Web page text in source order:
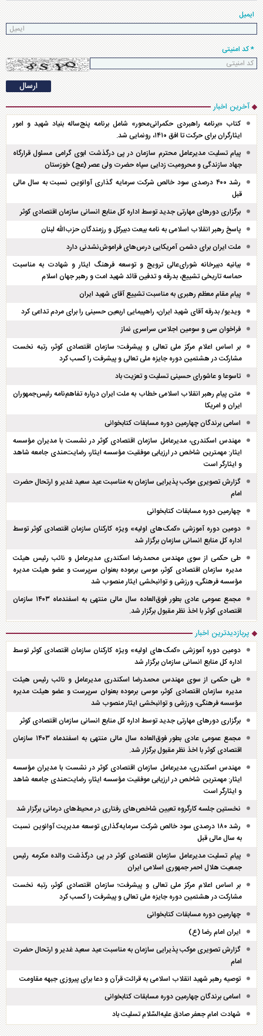
ایمیل
* کد امنیتی
آخرین اخبار
کتاب «برنامه راهبردی حکمرانی‌محور» شامل برنامه پنج‌ساله بنیاد شهید و امور
ایثارگران برای حرکت تا افق ۱۴۱۰، رونمایی شد.
پیام تسلیت مدیرعامل محترم سازمان در پی درگذشت ابوی گرامی مسئول قرارگاه
جهاد سازندگی و محرومیت زدایی سپاه حضرت ولی عصر (عج) خوزستان
رشد ۴۰۰ درصدی سود خالص شرکت سرمایه گذاری آوانوین نسبت به سال مالی
قبل
برگزاری دور‌های مهارتی جدید توسط اداره کل منابع انسانی سازمان اقتصادی کوثر
پاسخ رهبر انقلاب اسلامی به نامه بیعت دبیرکل و رزمندگان حزب‌الله لبنان
ملت ایران برای دشمن آمریکایی درس‌های فراموش‌نشدنی دارد
بیانیه دبیرخانه شورای‌عالی ترویج و توسعه فرهنگ ایثار و شهادت به مناسبت
حماسه تاریخی تشییع، بدرقه و تدفین قائد شهید امت و رهبر جهان اسلام
پیام مقام معظم رهبری به مناسبت تشییع آقای شهید ایران
ویدیو/ بدرقه آقای شهید ایران، راهپیمایی اربعین حسینی را برای مردم تداعی کرد
فراخوان سی و سومین اجلاس سراسری نماز
بر اساس اعلام مرکز ملی تعالی و پیشرفت؛ سازمان اقتصادی کوثر، رتبه نخست
مشارکت در هشتمین دوره جایزه ملی تعالی و پیشرفت را کسب کرد
تاسوعا و عاشورای حسینی تسلیت و تعزیت باد
متن پیام رهبر انقلاب اسلامی خطاب به ملت ایران درباره تفاهم‌نامه رئیس‌جمهوران
ایران و امریکا
اسامی برندگان چهارمین دوره مسابقات کتابخوانی
مهندس اسکندری، مدیرعامل سازمان اقتصادی کوثر در نشست با مدیران مؤسسه
ایثار: مهمترین شاخص در ارزیابی موفقیت مؤسسه ایثار، رضایت‌مندی جامعه شاهد
و ایثارگر است
گزارش تصویری موکب پذیرایی سازمان به مناسبت عید سعید غدیر و ارتحال حضرت
امام
چهارمین دوره مسابقات کتابخوانی
دومین دوره آموزشی «کمک‌های اولیه» ویژه کارکنان سازمان اقتصادی کوثر توسط
اداره کل منابع انسانی سازمان برگزار شد
طی حکمی از سوی مهندس محمدرضا اسکندری مدیرعامل و نائب رئیس هیئت
مدیره سازمان اقتصادی کوثر، موسی برموده بعنوان سرپرست و عضو هیئت مدیره
مؤسسه فرهنگی، ورزشی و توانبخشی ایثار منصوب شد
مجمع عمومی عادی بطور فوق‌العاده سال مالی منتهی به اسفند‌ماه ۱۴۰۳ سازمان
اقتصادی کوثر با اخذ نظر مقبول برگزار شد.
پربازدیدترین اخبار
دومین دوره آموزشی «کمک‌های اولیه» ویژه کارکنان سازمان اقتصادی کوثر توسط
اداره کل منابع انسانی سازمان برگزار شد
طی حکمی از سوی مهندس محمدرضا اسکندری مدیرعامل و نائب رئیس هیئت
مدیره سازمان اقتصادی کوثر، موسی برموده بعنوان سرپرست و عضو هیئت مدیره
مؤسسه فرهنگی، ورزشی و توانبخشی ایثار منصوب شد
برگزاری دور‌های مهارتی جدید توسط اداره کل منابع انسانی سازمان اقتصادی کوثر
مجمع عمومی عادی بطور فوق‌العاده سال مالی منتهی به اسفند‌ماه ۱۴۰۳ سازمان
اقتصادی کوثر با اخذ نظر مقبول برگزار شد.
مهندس اسکندری، مدیرعامل سازمان اقتصادی کوثر در نشست با مدیران مؤسسه
ایثار: مهمترین شاخص در ارزیابی موفقیت مؤسسه ایثار، رضایت‌مندی جامعه شاهد
و ایثارگر است
نخستین جلسه کارگروه تعیین شاخص‌های رفتاری در محیط‌های درمانی برگزار شد
رشد ۱۸۰ درصدی سود خالص شرکت سرمایه‌گذاری توسعه مدیریت آوانوین نسبت
به سال مالی قبل
پیام تسلیت مدیرعامل سازمان اقتصادی کوثر در پی درگذشت والده مکرمه رئیس
جمعیت هلال احمر جمهوری اسلامی ایران
بر اساس اعلام مرکز ملی تعالی و پیشرفت؛ سازمان اقتصادی کوثر، رتبه نخست
مشارکت در هشتمین دوره جایزه ملی تعالی و پیشرفت را کسب کرد
چهارمین دوره مسابقات کتابخوانی
ایران امام رضا (ع)
گزارش تصویری موکب پذیرایی سازمان به مناسبت عید سعید غدیر و ارتحال حضرت
امام
توصیه رهبر شهید انقلاب اسلامی به قرائت قرآن و دعا برای پیروزی جبهه مقاومت
اسامی برندگان چهارمین دوره مسابقات کتابخوانی
شهادت امام جعفر صادق علیه‌السّلام تسلیت باد